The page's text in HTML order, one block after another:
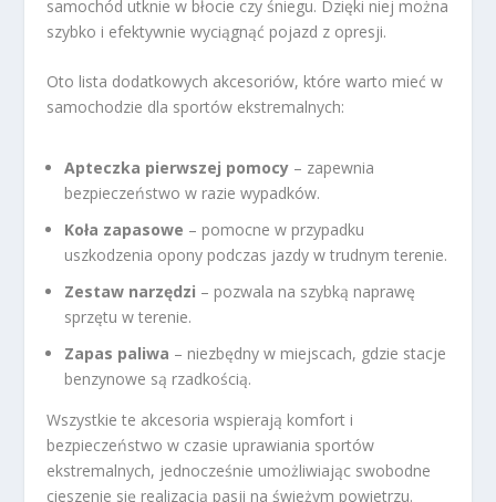
samochód utknie w błocie czy śniegu. Dzięki niej można
szybko i efektywnie wyciągnąć pojazd z opresji.
Oto lista dodatkowych akcesoriów, które warto mieć w
samochodzie dla sportów ekstremalnych:
Apteczka pierwszej pomocy – zapewnia
bezpieczeństwo w razie wypadków.
Koła zapasowe – pomocne w przypadku
uszkodzenia opony podczas jazdy w trudnym terenie.
Zestaw narzędzi – pozwala na szybką naprawę
sprzętu w terenie.
Zapas paliwa – niezbędny w miejscach, gdzie stacje
benzynowe są rzadkością.
Wszystkie te akcesoria wspierają komfort i
bezpieczeństwo w czasie uprawiania sportów
ekstremalnych, jednocześnie umożliwiając swobodne
cieszenie się realizacją pasji na świeżym powietrzu.